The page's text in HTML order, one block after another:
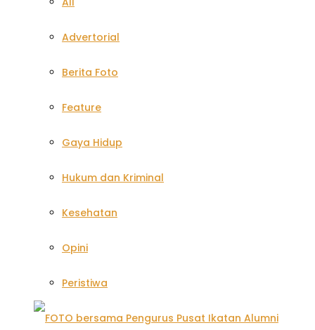
Advertorial
Berita Foto
Feature
Gaya Hidup
Hukum dan Kriminal
Kesehatan
Opini
Peristiwa